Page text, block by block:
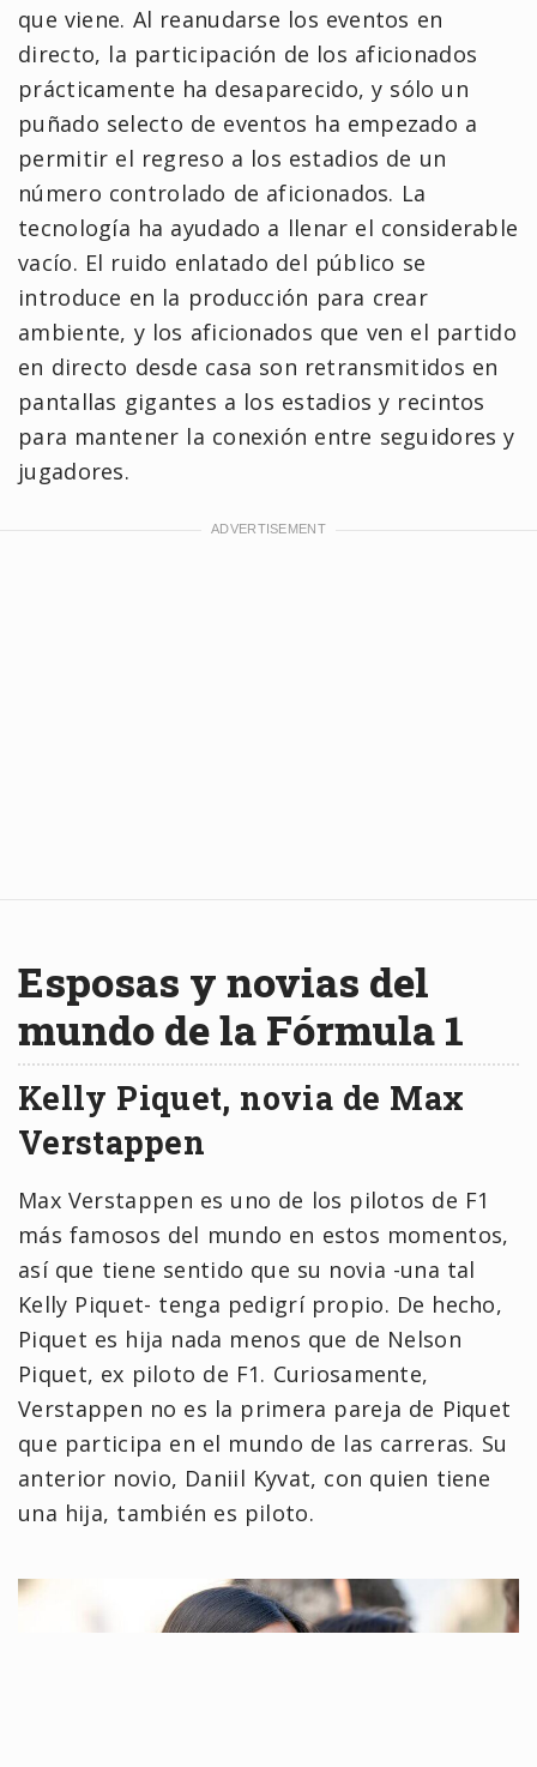
que viene. Al reanudarse los eventos en
directo, la participación de los aficionados
prácticamente ha desaparecido, y sólo un
puñado selecto de eventos ha empezado a
permitir el regreso a los estadios de un
número controlado de aficionados. La
tecnología ha ayudado a llenar el considerable
vacío. El ruido enlatado del público se
introduce en la producción para crear
ambiente, y los aficionados que ven el partido
en directo desde casa son retransmitidos en
pantallas gigantes a los estadios y recintos
para mantener la conexión entre seguidores y
jugadores.
Esposas y novias del
mundo de la Fórmula 1
Kelly Piquet, novia de Max
Verstappen
Max Verstappen es uno de los pilotos de F1
más famosos del mundo en estos momentos,
así que tiene sentido que su novia -una tal
Kelly Piquet- tenga pedigrí propio. De hecho,
Piquet es hija nada menos que de Nelson
Piquet, ex piloto de F1. Curiosamente,
Verstappen no es la primera pareja de Piquet
que participa en el mundo de las carreras. Su
anterior novio, Daniil Kyvat, con quien tiene
una hija, también es piloto.